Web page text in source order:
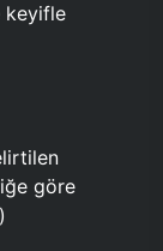
keyifle
göre